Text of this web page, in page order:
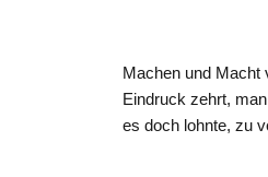
Machen und Macht
Eindruck zehrt,
es doch lohnte, zu